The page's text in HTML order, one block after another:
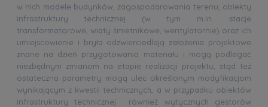
w nich modele budynków, zagospodarowania terenu, obiekty
infrastruktury technicznej (w tym m.in. stacje
transformatorowe, wiaty śmietnikowe, wentylatornie) oraz ich
umiejscowienie i bryła odzwierciedlają założenia projektowe
znane na dzień przygotowania materiału i mogą podlegać
niezbędnym zmianom na etapie realizacji projektu, stąd też
ostateczna parametry mogą ulec określonym modyfikacjom
wynikającym z kwestii technicznych, a w przypadku obiektów
infrastruktury technicznej również wytycznych gestorów